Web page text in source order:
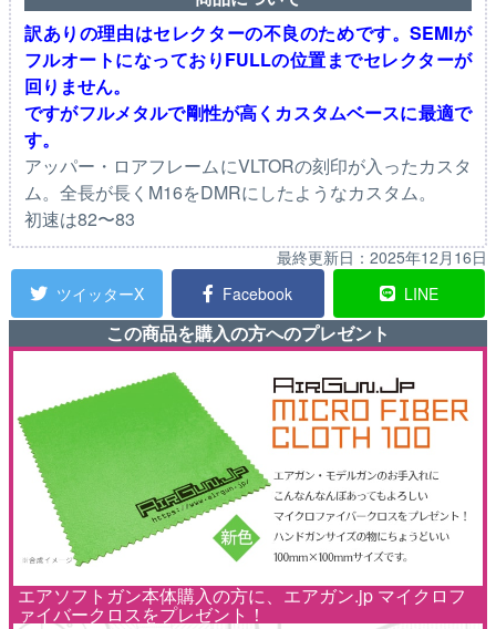
訳ありの理由はセレクターの不良のためです。SEMIが
フルオートになっておりFULLの位置までセレクターが
回りません。
ですがフルメタルで剛性が高くカスタムベースに最適で
す。
アッパー・ロアフレームにVLTORの刻印が入ったカスタ
ム。全長が長くM16をDMRにしたようなカスタム。
初速は82〜83
最終更新日： 2025年12月16日
ツイッターX
Facebook LINE
この商品を購入の方へのプレゼント
エアソフトガン本体購入の方に、エアガン.jp マイクロフ
ァイバークロスをプレゼント！